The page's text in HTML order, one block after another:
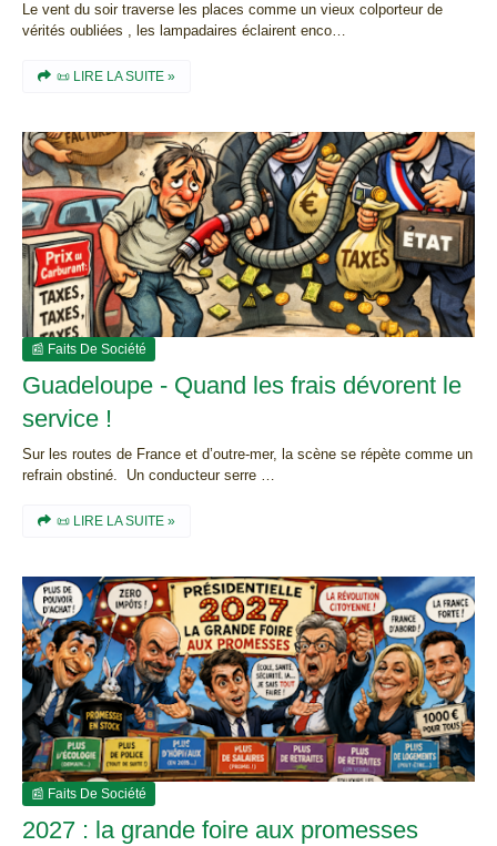
Le vent du soir traverse les places comme un vieux colporteur de
vérités oubliées , les lampadaires éclairent enco…
📜 LIRE LA SUITE »
📰 Faits De Société
Guadeloupe - Quand les frais dévorent le
service !
Sur les routes de France et d’outre-mer, la scène se répète comme un
refrain obstiné. Un conducteur serre …
📜 LIRE LA SUITE »
📰 Faits De Société
2027 : la grande foire aux promesses